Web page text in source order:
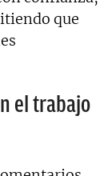
que
el trabajo